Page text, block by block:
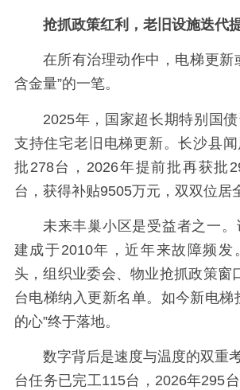
抢抓政策红利，老旧设施迭代
在所有治理动作中，电梯更新
含金量”的一笔。
2025年，国家超长期特别国
支持住宅老旧电梯更新。长沙县
批278台，2026年提前批再获批
台，获得补贴9505万元，双双位居
未来丰巢小区是受益者之一
建成于2010年，近年来故障频发
头，组织业委会、物业抢抓政策窗
台电梯纳入更新名单。如今新电梯
的心”终于落地。
数字背后是速度与温度的双重
台任务已完工115台，2026年295